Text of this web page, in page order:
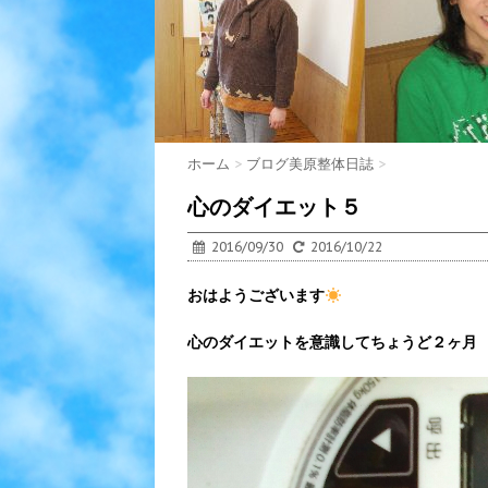
ホーム > ブログ美原整体日誌 >
心のダイエット５
2016/09/30 2016/10/22
おはようございます
心のダイエットを意識してちょうど２ヶ月